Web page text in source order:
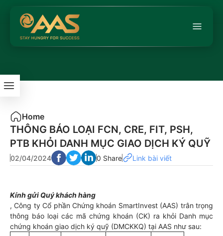
Home
THÔNG BÁO LOẠI FCN, CRE, FIT, PSH,
PTB KHỎI DANH MỤC GIAO DỊCH KÝ QUỸ
02/04/2024 0 Share Link bài viết
Kính gửi Quý khách hàng
, Công ty Cổ phần Chứng khoán SmartInvest (AAS) trân trọng
thông báo loại các mã chứng khoán (CK) ra khỏi Danh mục
chứng khoán giao dịch ký quỹ (DMCKKQ) tại AAS như sau: